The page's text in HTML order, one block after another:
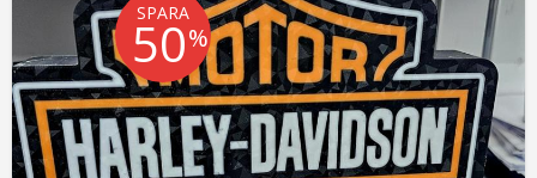
SPARA
50%